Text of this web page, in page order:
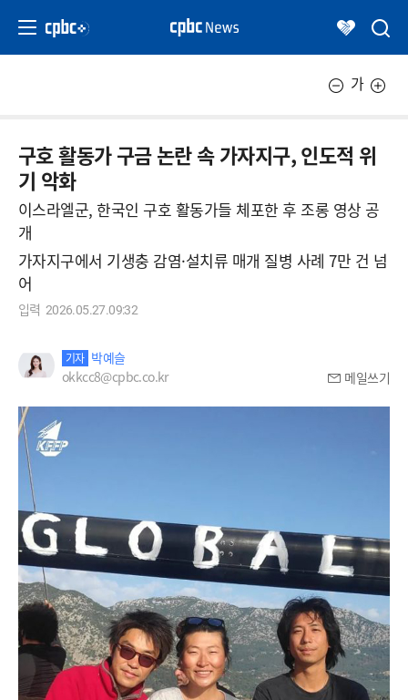
가
구호 활동가 구금 논란 속 가자지구, 인도적 위
기 악화
이스라엘군, 한국인 구호 활동가들 체포한 후 조롱 영상 공
개
가자지구에서 기생충 감염·설치류 매개 질병 사례 7만 건 넘
어
입력 2026.05.27.09:32
기자 박예슬
okkcc8@cpbc.co.kr
메일쓰기